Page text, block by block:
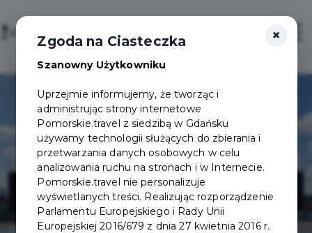
Sopot Pier
×
Zgoda na Ciasteczka
Szanowny Użytkowniku
Uprzejmie informujemy, że tworząc i
administrując strony internetowe
Pomorskie.travel z siedzibą w Gdańsku
używamy technologii służących do zbierania i
przetwarzania danych osobowych w celu
analizowania ruchu na stronach i w Internecie.
Pomorskie.travel nie personalizuje
wyświetlanych treści. Realizując rozporządzenie
Parlamentu Europejskiego i Rady Unii
Europejskiej 2016/679 z dnia 27 kwietnia 2016 r.